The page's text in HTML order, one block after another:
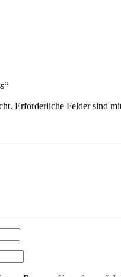
Erforderliche Felder sind